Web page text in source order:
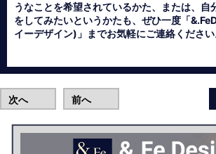
うなことを希望されているかた、または、自
をしてみたいというかたも、ぜひ一度「
イーデザイン)」までお気軽にご連絡ください
次へ 前へ